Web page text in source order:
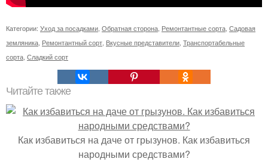
Категории: Уход за посадками Обратная сторона Ремонтантные сорта Садовая
земляника Ремонтантный сорт Вкусные представители Транспортабельные
сорта Сладкий сорт
Читайте также
Как избавиться на даче от грызунов. Как избавиться
народными средствами?